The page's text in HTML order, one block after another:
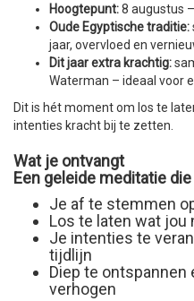
Hoogtepunt:8 augustus
Oude Egyptische traditie:
jaar, overvloed en
Dit jaar extra krachtig:
Waterman – ideaal voor
Dit is hét moment om los te
intenties kracht bij te zetten.
Wat je ontvangt
Een geleide meditatie
Je af te stemmen
Los te laten wat jou
Je intenties te
tijdlijn
Diep te
verhogen